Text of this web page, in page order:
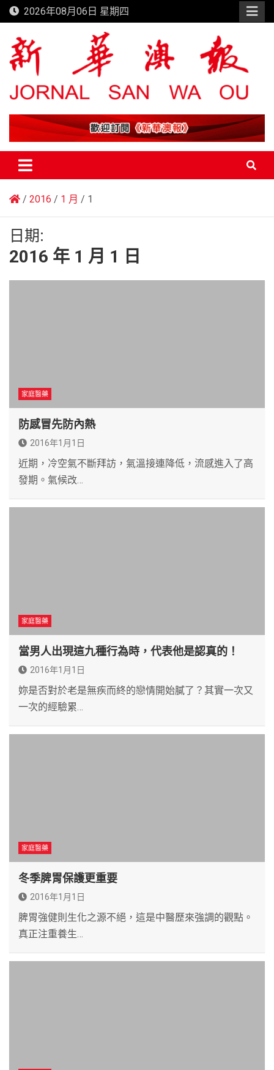
Skip
to
content
2026年08月06日 星期四
新華澳報
2016 1 月 1
日期:
2016 年 1 月 1 日
家庭醫藥
防感冒先防內熱
2016年1月1日
近期，冷空氣不斷拜訪，氣溫接連降低，流感進入了高
發期。氣候改…
家庭醫藥
當男人出現這九種行為時，代表他是認真的！
2016年1月1日
妳是否對於老是無疾而終的戀情開始膩了？其實一次又
一次的經驗累…
家庭醫藥
冬季脾胃保護更重要
2016年1月1日
脾胃強健則生化之源不絕，這是中醫歷來強調的觀點。
真正注重養生…